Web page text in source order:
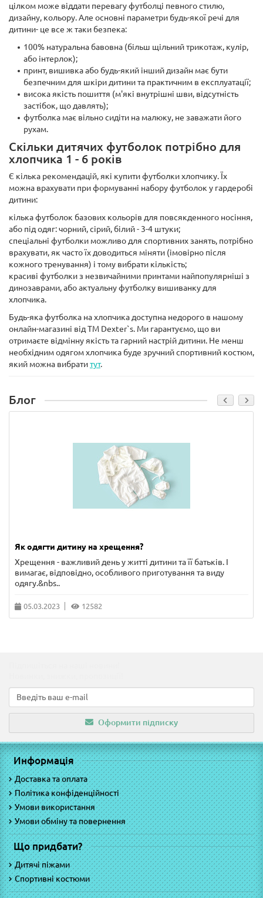
цілком може віддати перевагу футболці певного стилю,
дизайну, кольору. Але основні параметри будь-якої речі для
дитини- це все ж таки безпека:
100% натуральна бавовна (більш щільний трикотаж, кулір,
або інтерлок);
принт, вишивка або будь-який інший дизайн має бути
безпечним для шкіри дитини та практичним в експлуатації;
висока якість пошиття (м'які внутрішні шви, відсутність
застібок, що давлять);
футболка має вільно сидіти на малюку, не заважати його
рухам.
Скільки дитячих футболок потрібно для
хлопчика 1 - 6 років
Є кілька рекомендацій, які купити футболки хлопчику. Їх
можна врахувати при формуванні набору футболок у гардеробі
дитини:
кілька футболок базових кольорів для повсякденного носіння,
або під одяг: чорний, сірий, білий - 3-4 штуки;
спеціальні футболки можливо для спортивних занять, потрібно
врахувати, як часто їх доводиться міняти (імовірно після
кожного тренування) і тому вибрати кількість;
красиві футболки з незвичайними принтами найпопулярніші з
динозаврами, або актуальну футболку вишиванку для
хлопчика.
Будь-яка футболка на хлопчика доступна недорого в нашому
онлайн-магазині від TM Dexter`s. Ми гарантуємо, що ви
отримаєте відмінну якість та гарний настрій дитини. Не менш
необхідним одягом хлопчика буде зручний спортивний костюм,
який можна вибратитут.
Блог
Як одягти дитину на хрещення?
Хрещення - важливий день у житті дитини та її батьків. І
вимагає, відповідно, особливого приготування та виду
одягу.&nbs..
05.03.2023 12582
Оформити підписку
Информація
Доставка та оплата
Політика конфіденційності
Умови використання
Умови обміну та повернення
Що придбати?
Дитячі піжами
Спортивні костюми